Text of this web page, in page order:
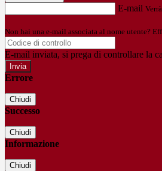
E-mail
Non hai una e-mail associata al nome utente?
E-mail inviata, si prega di controllare la
Errore
Chiudi
Successo
Chiudi
Informazione
Chiudi